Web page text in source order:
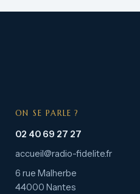
ON SE PARLE ?
02 40 69 27 27
accueil@radio-fidelite.fr
6 rue Malherbe
44000 Nantes